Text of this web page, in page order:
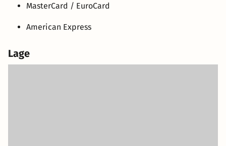
MasterCard / EuroCard
American Express
Lage